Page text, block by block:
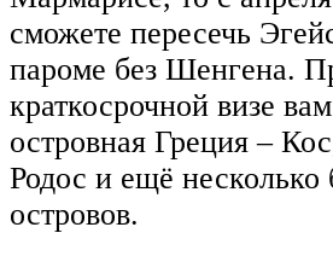
сможете пересечь
пароме без Шенгена.
краткосрочной визе
островная Греция –
Родос и ещё
островов.